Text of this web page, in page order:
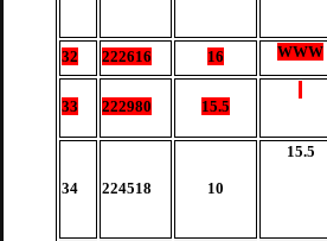
32 222616 16 WWW
33 222980 15.5
34 224518 10
15.5